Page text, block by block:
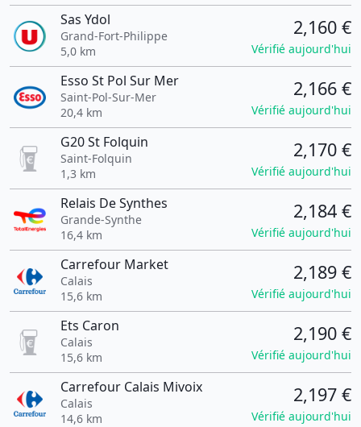
Sas Ydol
Grand-Fort-Philippe
5,0 km
2,160 €
Vérifié aujourd'hui
Esso St Pol Sur Mer
Saint-Pol-Sur-Mer
20,4 km
2,166 €
Vérifié aujourd'hui
G20 St Folquin
Saint-Folquin
1,3 km
2,170 €
Vérifié aujourd'hui
Relais De Synthes
Grande-Synthe
16,4 km
2,184 €
Vérifié aujourd'hui
Carrefour Market
Calais
15,6 km
2,189 €
Vérifié aujourd'hui
Ets Caron
Calais
15,6 km
2,190 €
Vérifié aujourd'hui
Carrefour Calais Mivoix
Calais
14,6 km
2,197 €
Vérifié aujourd'hui